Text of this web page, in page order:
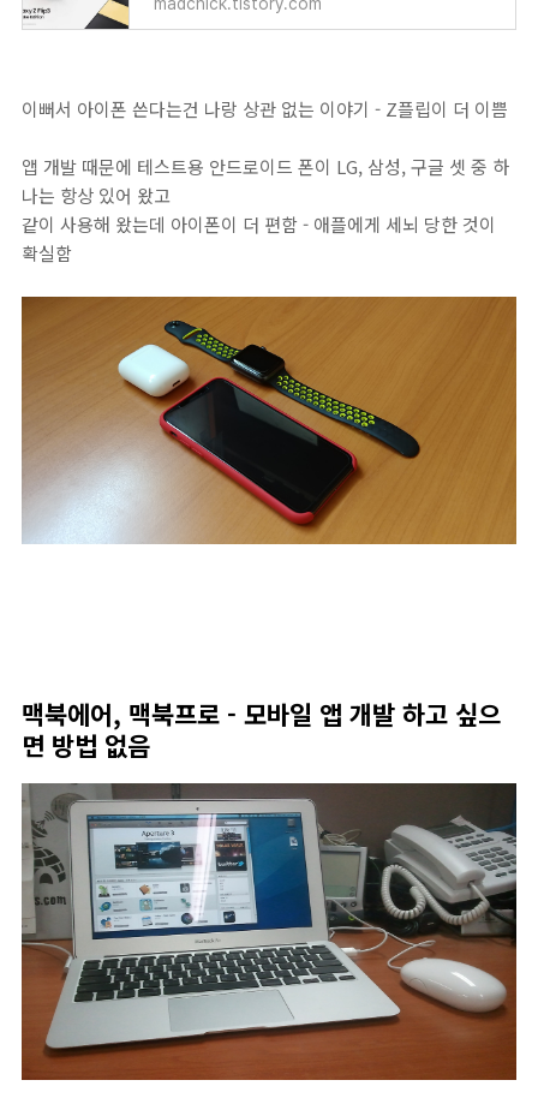
이뻐서 아이폰 쓴다는건 나랑 상관 없는 이야기 - Z플립이 더 이쁨
앱 개발 때문에 테스트용 안드로이드 폰이 LG, 삼성, 구글 셋 중 하
나는 항상 있어 왔고
같이 사용해 왔는데 아이폰이 더 편함 - 애플에게 세뇌 당한 것이
확실함
맥북에어, 맥북프로 - 모바일 앱 개발 하고 싶으
면 방법 없음